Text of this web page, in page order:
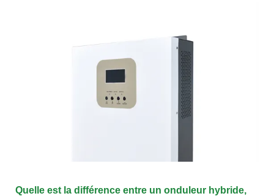
Quelle est la différence entre un onduleur hybride,